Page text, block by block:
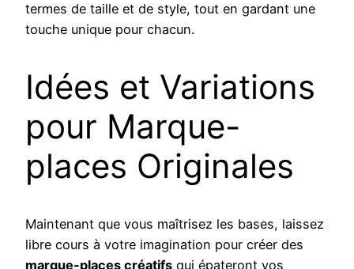
termes de taille et de style, tout en gardant une
touche unique pour chacun.
Idées et Variations
pour Marque-
places Originales
Maintenant que vous maîtrisez les bases, laissez
libre cours à votre imagination pour créer des
marque-places créatifs qui épateront vos